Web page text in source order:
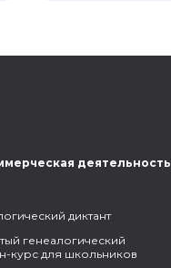
деятельность
диктант
генеалогический
курс для школьников